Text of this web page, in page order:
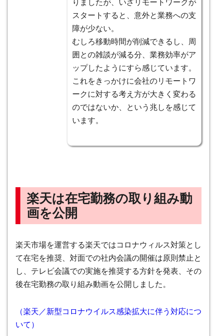
りましたが、いざリモートワークが
スタートすると、意外と業務への支
障が少ない。
むしろ移動時間が削減できるし、周
囲との雑談が減る分、業務効率がア
ップしたようにすら感じています。
これをきっかけに会社のリモートワ
ークに対する考え方が大きく変わる
のではないか、という兆しを感じて
います。
楽天は在宅勤務の取り組み動
画を公開
楽天市場を運営する楽天ではコロナウィルス対策とし
て在宅を推奨、対面での社内会議の開催は原則禁止と
し、テレビ会議での実施を推奨する方針を発表、その
後在宅勤務の取り組み動画を公開しました。
（楽天／新型コロナウイルス感染拡大に伴う対応につ
いて）